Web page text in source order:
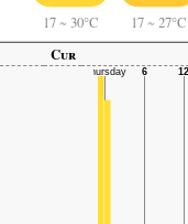
17 ~ 30°C 17 ~ 27°C
Cur